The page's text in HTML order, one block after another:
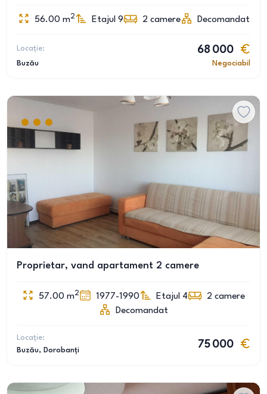
56.00 m2 Etajul 9 2 camere Decomandat
Locație:
Buzău
68 000
Negociabil
Proprietar, vand apartament 2 camere
57.00 m2 1977-1990 Etajul 4 2 camere
Decomandat
Locație:
Buzău, Dorobanți
75 000